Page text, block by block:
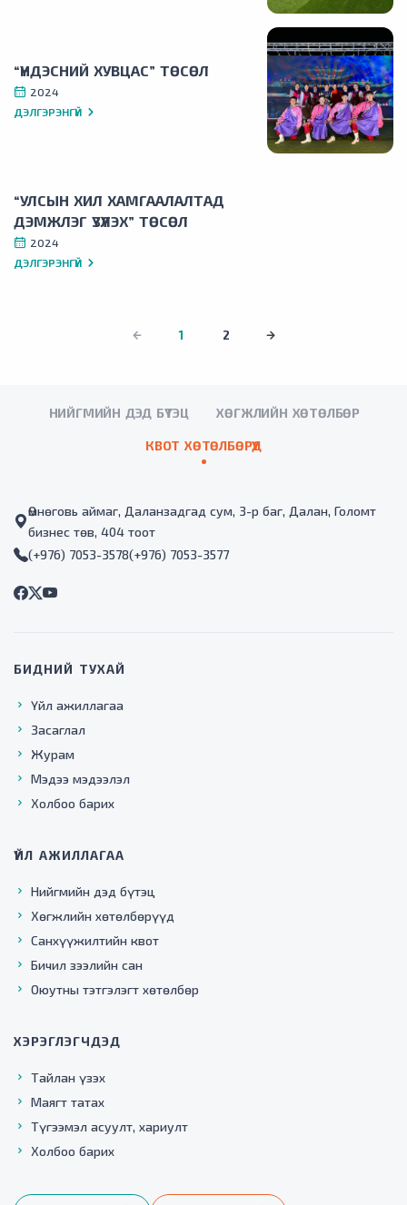
“ҮНДЭСНИЙ ХУВЦАС” ТӨСӨЛ
2024
ДЭЛГЭРЭНГҮЙ
“УЛСЫН ХИЛ ХАМГААЛАЛТАД
ДЭМЖЛЭГ ҮЗҮҮЛЭХ” ТӨСӨЛ
2024
ДЭЛГЭРЭНГҮЙ
1 2
НИЙГМИЙН ДЭД БҮТЭЦ ХӨГЖЛИЙН ХӨТӨЛБӨР
КВОТ ХӨТӨЛБӨРҮҮД
Өмнөговь аймаг, Даланзадгад сум, 3-р баг, Далан, Голомт
бизнес төв, 404 тоот
(+976) 7053-3578(+976) 7053-3577
БИДНИЙ ТУХАЙ
Үйл ажиллагаа
Засаглал
Журам
Мэдээ мэдээлэл
Холбоо барих
ҮЙЛ АЖИЛЛАГАА
Нийгмийн дэд бүтэц
Хөгжлийн хөтөлбөрүүд
Санхүүжилтийн квот
Бичил зээлийн сан
Оюутны тэтгэлэгт хөтөлбөр
ХЭРЭГЛЭГЧДЭД
Тайлан үзэх
Маягт татах
Түгээмэл асуулт, хариулт
Холбоо барих